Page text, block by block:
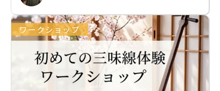
ワークショップ